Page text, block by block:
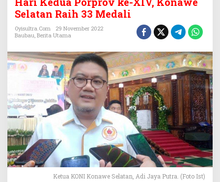
K
e
d
a
P
o
r
p
r
o
v
k
e
X
I
V
Selatan Raih 33 Medali
Oyisultra.com
29 November 2022
Baubau, Berita Utama
Ketua KONI Konawe Selatan, Adi Jaya Putra. (Foto Ist)